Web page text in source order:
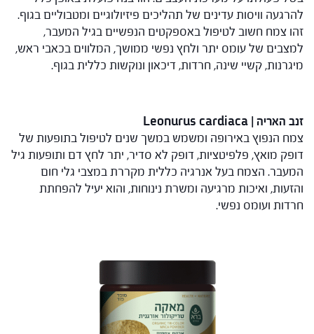
להרגעה וויסות עדינים של תהליכים פיזיולוגיים ומטבוליים בגוף.
זהו צמח חשוב לטיפול באספקטים הנפשיים בגיל המעבר,
למצבים של עומס יתר ולחץ נפשי ממושך, המלווים בכאבי ראש,
מיגרנות, קשיי שינה, חרדות, דיכאון ונוקשות כללית בגוף.
זנב האריה | Leonurus cardiaca
צמח הנפוץ באירופה ומשמש במשך שנים לטיפול בתופעות של
דופק מואץ, פלפיטציות, דופק לא סדיר, יתר לחץ דם ותופעות גיל
המעבר. הצמח בעל אנרגיה כללית מקררת במצבי גלי חום
והזעות, ואיכות מרגיעה ומשרת נינוחות, והוא יעיל להפחתת
חרדות ועומס נפשי.